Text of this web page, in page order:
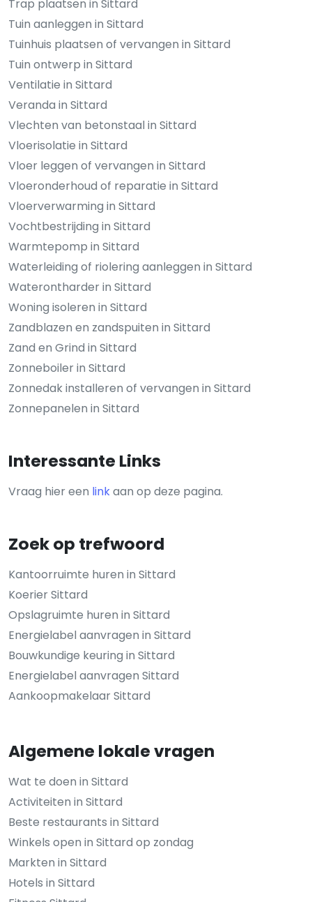
Trap plaatsen in Sittard
Tuin aanleggen in Sittard
Tuinhuis plaatsen of vervangen in Sittard
Tuin ontwerp in Sittard
Ventilatie in Sittard
Veranda in Sittard
Vlechten van betonstaal in Sittard
Vloerisolatie in Sittard
Vloer leggen of vervangen in Sittard
Vloeronderhoud of reparatie in Sittard
Vloerverwarming in Sittard
Vochtbestrijding in Sittard
Warmtepomp in Sittard
Waterleiding of riolering aanleggen in Sittard
Waterontharder in Sittard
Woning isoleren in Sittard
Zandblazen en zandspuiten in Sittard
Zand en Grind in Sittard
Zonneboiler in Sittard
Zonnedak installeren of vervangen in Sittard
Zonnepanelen in Sittard
Interessante Links
Vraag hier een linkaan op deze pagina.
Zoek op trefwoord
Kantoorruimte huren in Sittard
Koerier Sittard
Opslagruimte huren in Sittard
Energielabel aanvragen in Sittard
Bouwkundige keuring in Sittard
Energielabel aanvragen Sittard
Aankoopmakelaar Sittard
Algemene lokale vragen
Wat te doen in Sittard
Activiteiten in Sittard
Beste restaurants in Sittard
Winkels open in Sittard op zondag
Markten in Sittard
Hotels in Sittard